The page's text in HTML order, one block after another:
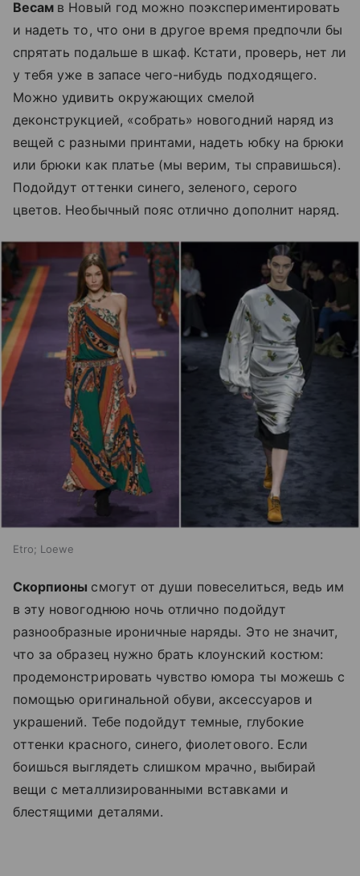
Весам в Новый год можно поэкспериментировать
и надеть то, что они в другое время предпочли бы
спрятать подальше в шкаф. Кстати, проверь, нет ли
у тебя уже в запасе чего-нибудь подходящего.
Можно удивить окружающих смелой
деконструкцией, «собрать» новогодний наряд из
вещей с разными принтами, надеть юбку на брюки
или брюки как платье (мы верим, ты справишься).
Подойдут оттенки синего, зеленого, серого
цветов. Необычный пояс отлично дополнит наряд.
Etro; Loewe
Скорпионы смогут от души повеселиться, ведь им
в эту новогоднюю ночь отлично подойдут
разнообразные ироничные наряды. Это не значит,
что за образец нужно брать клоунский костюм:
продемонстрировать чувство юмора ты можешь с
помощью оригинальной обуви, аксессуаров и
украшений. Тебе подойдут темные, глубокие
оттенки красного, синего, фиолетового. Если
боишься выглядеть слишком мрачно, выбирай
вещи с металлизированными вставками и
блестящими деталями.